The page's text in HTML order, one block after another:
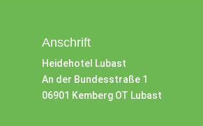
Anschrift
Heidehotel Lubast
An der Bundesstraße 1
06901 Kemberg OT Lubast